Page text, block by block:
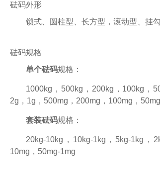
砝码外形
锁式、圆柱型、长方型，滚动型、挂
砝码规格
单个砝码规格：
1000kg，500kg，200kg，100kg，
2g，1g，500mg，200mg，100mg，
套装砝码规格：
20kg-10kg，10kg-1kg，5kg-1kg，
10mg，50mg-1mg